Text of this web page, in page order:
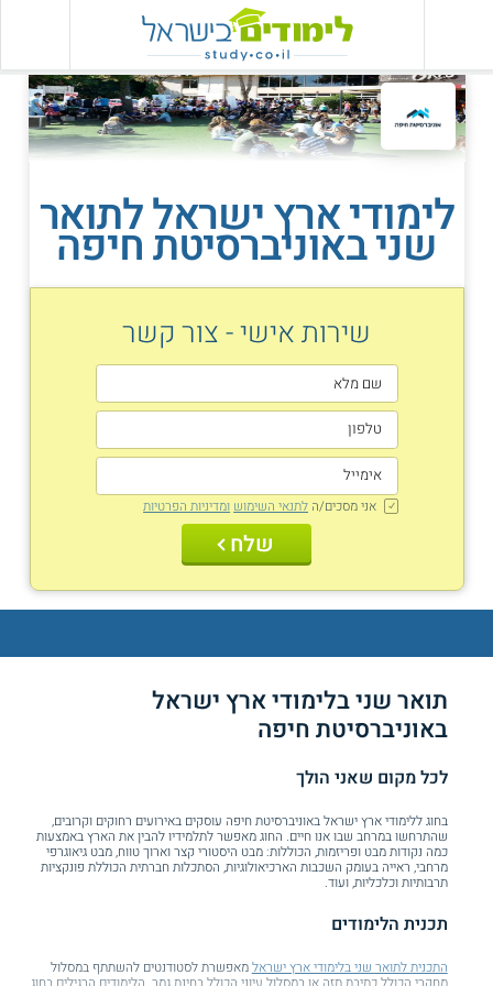
לימודי ארץ ישראל לתואר
שני באוניברסיטת חיפה
שירות אישי - צור קשר
אני מסכים/ה לתנאי השימוש ומדיניות הפרטיות
שלח
תואר שני בלימודי ארץ ישראל
באוניברסיטת חיפה
לכל מקום שאני הולך
בחוג ללימודי ארץ ישראל באוניברסיטת חיפה עוסקים באירועים רחוקים וקרובים,
שהתרחשו במרחב שבו אנו חיים. החוג מאפשר לתלמידיו להבין את הארץ באמצעות
כמה נקודות מבט ופריזמות, הכוללות: מבט היסטורי קצר וארוך טווח, מבט גיאוגרפי
מרחבי, ראייה בעומק השכבות הארכיאולוגיות, הסתכלות חברתית הכוללת פונקציות
תרבותיות וכלכליות, ועוד.
תכנית הלימודים
התכנית לתואר שני בלימודי ארץ ישראלמאפשרת לסטודנטים להשתתף במסלול